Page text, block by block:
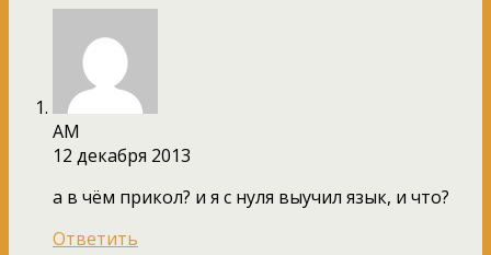
АМ
12 декабря 2013
а в чём прикол? и я с нуля выучил язык, и что?
Ответить